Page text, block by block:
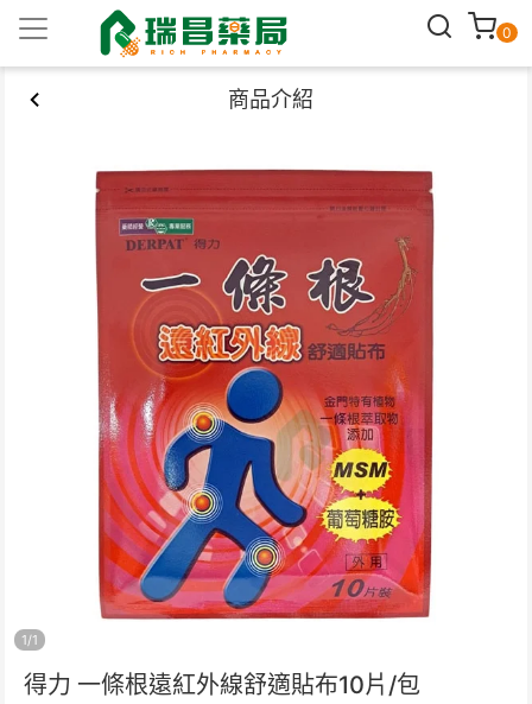
0
商品介紹
1/1
得力 一條根遠紅外線舒適貼布10片/包